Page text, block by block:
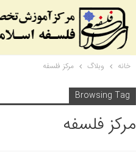
خانه وبلاگ مرکز فلسفه
Browsing Tag
مرکز فلسفه